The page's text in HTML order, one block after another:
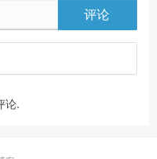
评论
论.